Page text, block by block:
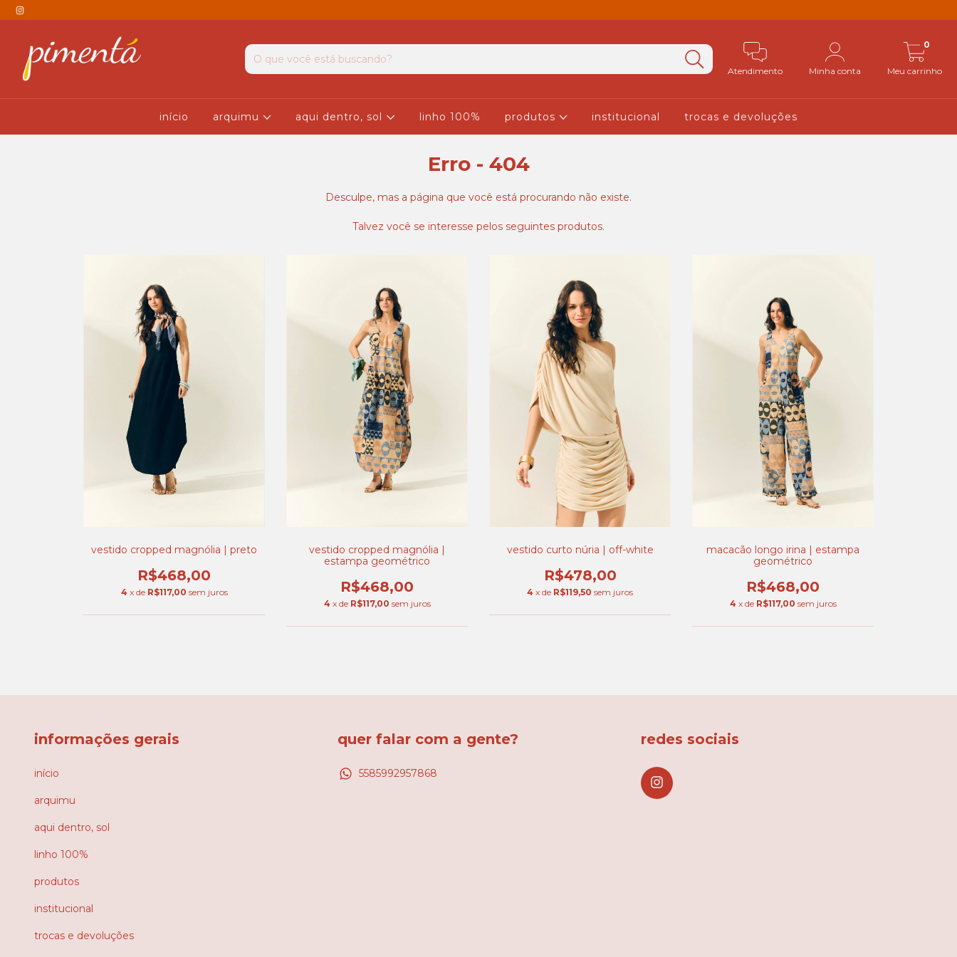
Atendimento Minha conta Meu carrinho
0
início arquimu aqui dentro, sol linho 100% produtos institucional trocas e devoluções
Erro - 404
Desculpe, mas a página que você está procurando não existe.
Talvez você se interesse pelos seguintes produtos.
vestido cropped magnólia | preto
R$468,00
4 x de R$117,00 sem juros
vestido cropped magnólia |
estampa geométrico
R$468,00
4 x de R$117,00 sem juros
vestido curto núria | off-white
R$478,00
4 x de R$119,50 sem juros
macacão longo irina | estampa
geométrico
R$468,00
4 x de R$117,00 sem juros
informações gerais
início
arquimu
aqui dentro, sol
linho 100%
produtos
institucional
trocas e devoluções
quer falar com a gente?
5585992957868
redes sociais